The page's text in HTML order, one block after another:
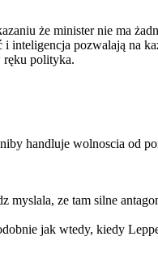
że minister nie ma
i inteligencja pozwalają na
ręku polityka.
handluje wolnoscia od
ze tam silne
jak wtedy, kiedy